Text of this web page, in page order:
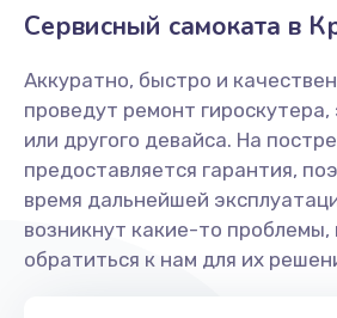
Сервисный самоката в
Аккуратно, быстро и
проведут ремонт
или другого девайса. На
предоставляется гарантия,
время дальнейшей
возникнут какие-то
обратиться к нам для их